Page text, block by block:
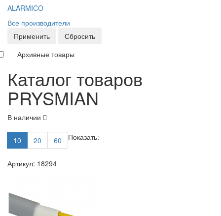
ALARMICO
Все производители
Применить
Сбросить
Архивные товары
Каталог товаров
PRYSMIAN
В наличии
Показать:
10 20 60
Артикул: 18294